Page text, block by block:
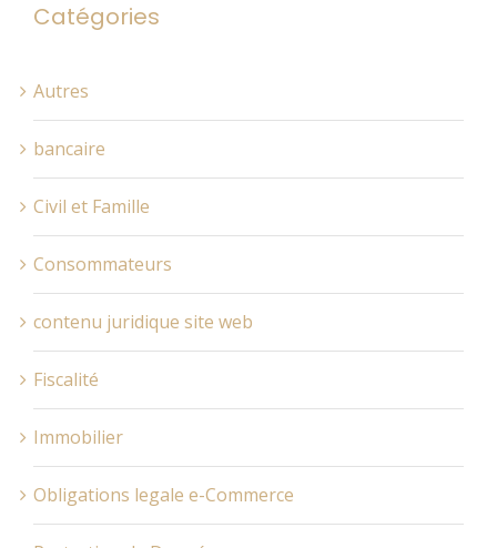
Catégories
Autres
bancaire
Civil et Famille
Consommateurs
contenu juridique site web
Fiscalité
Immobilier
Obligations legale e-Commerce